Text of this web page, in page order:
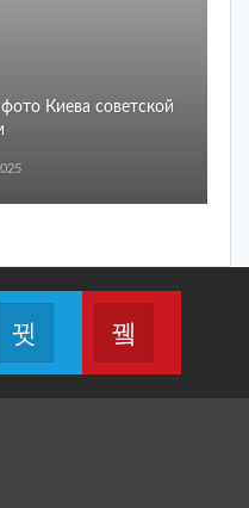
Киева советской
Перейти